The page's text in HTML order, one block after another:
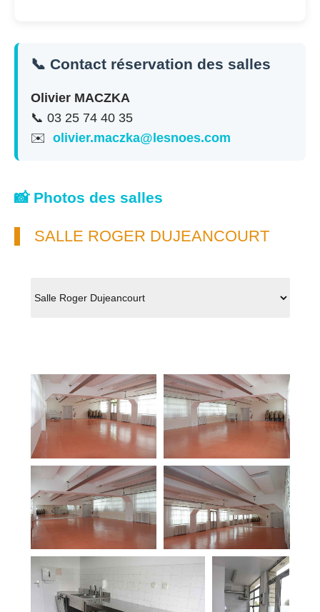
📞 Contact réservation des salles
Olivier MACZKA
📞 03 25 74 40 35
✉️ olivier.maczka@lesnoes.com
📸 Photos des salles
SALLE ROGER DUJEANCOURT